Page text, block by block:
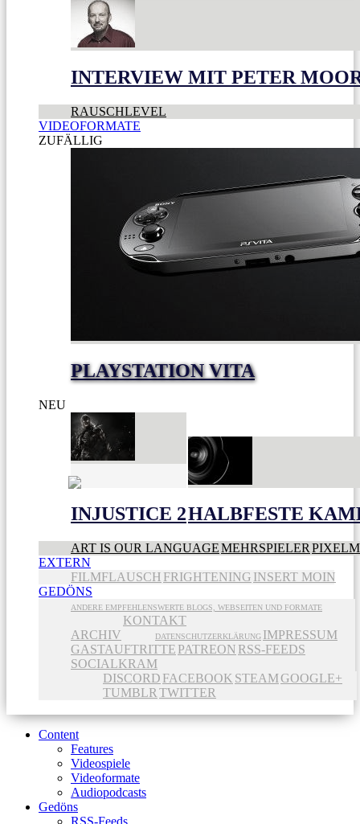
INTERVIEW MIT PETER
RAUSCHLEVEL
VIDEOFORMATE
ZUFÄLLIG
PLAYSTATION VITA
NEU
INJUSTICE 2HALBFESTE
ART IS OUR LANGUAGEMEHRSPIELER
EXTERN
FILMFLAUSCH FRIGHTENING INSERT MOIN
GEDÖNS
ANDERE EMPFEHLENSWERTE BLOGS, WEBSEITEN UND FORMATE
ARCHIV
KONTAKT
DATENSCHUTZERKLÄRUNG IMPRESSUM
GASTAUFTRITTE PATREON RSS-FEEDS
SOCIALKRAM
DISCORD FACEBOOK STEAMGOOGLE+
TUMBLR TWITTER
Content
Features
Videospiele
Videoformate
Audiopodcasts
Gedöns